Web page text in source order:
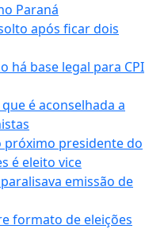
Paraná
após ficar dois
há base legal para CPI
é aconselhada a
próximo presidente do
é eleito vice
emissão de
formato de eleições